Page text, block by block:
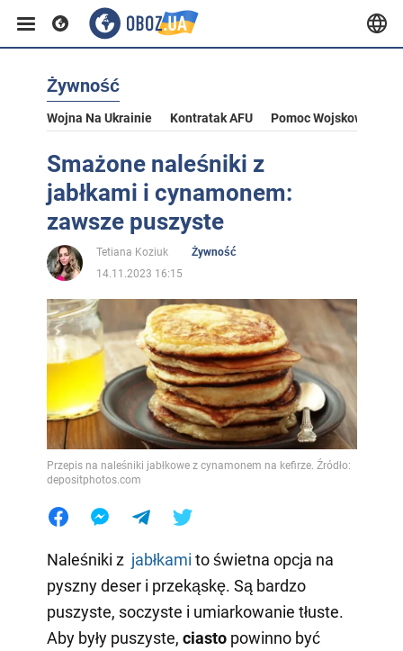
Żywność
Wojna Na Ukrainie Kontratak AFU Pomoc Wojskowa Dla
Smażone naleśniki z
jabłkami i cynamonem:
zawsze puszyste
Tetiana Koziuk
Żywność
14.11.2023 16:15
Przepis na naleśniki jabłkowe z cynamonem na kefirze. Źródło:
depositphotos.com
Naleśniki z jabłkami to świetna opcja na
pyszny deser i przekąskę. Są bardzo
puszyste, soczyste i umiarkowanie tłuste.
Aby były puszyste, ciasto powinno być